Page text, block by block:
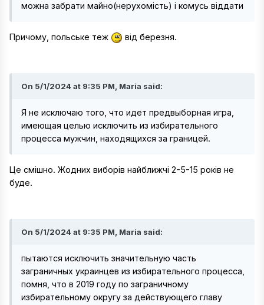
можна забрати майно(нерухомість) і комусь віддати
Причому, польське теж від березня.
On 5/1/2024 at 9:35 PM, Maria said:
Я не исключаю того, что идет предвыборная игра,
имеющая целью исключить из избирательного
процесса мужчин, находящихся за границей.
Це смішно. Жодних виборів найближчі 2-5-15 років не
буде.
On 5/1/2024 at 9:35 PM, Maria said:
пытаются исключить значительную часть
заграничных украинцев из избирательного процесса,
помня, что в 2019 году по заграничному
избирательному округу за действующего главу